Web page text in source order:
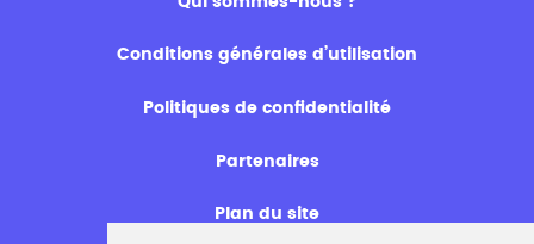
Conditions générales d’utilisation
Politiques de confidentialité
Partenaires
Plan du site